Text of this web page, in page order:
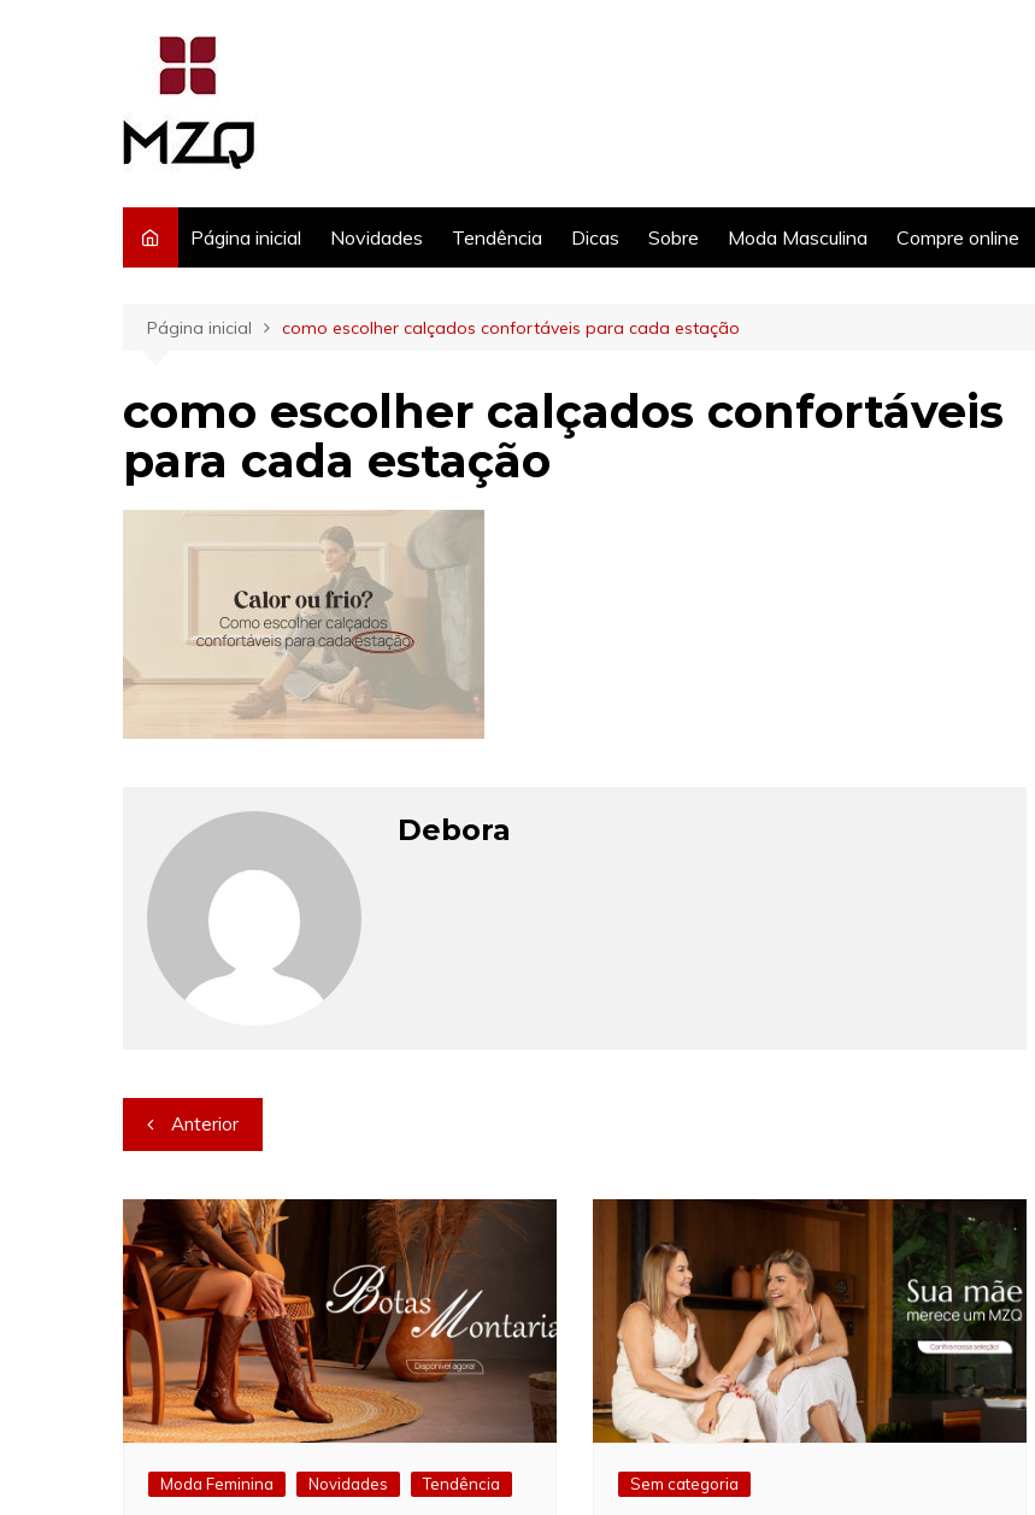
Página inicial Novidades Tendência Dicas Sobre Moda Masculina Compre online
Página inicial como escolher calçados confortáveis para cada estação
como escolher calçados confortáveis
para cada estação
Debora
Navegação
de
Post
Anterior
Moda Feminina Novidades Tendência Sem categoria